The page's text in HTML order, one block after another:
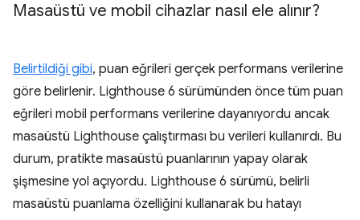
Masaüstü ve mobil cihazlar nasıl ele alınır?
Belirtildiği gibi, puan eğrileri gerçek performans verilerine
göre belirlenir. Lighthouse 6 sürümünden önce tüm puan
eğrileri mobil performans verilerine dayanıyordu ancak
masaüstü Lighthouse çalıştırması bu verileri kullanırdı. Bu
durum, pratikte masaüstü puanlarının yapay olarak
şişmesine yol açıyordu. Lighthouse 6 sürümü, belirli
masaüstü puanlama özelliğini kullanarak bu hatayı